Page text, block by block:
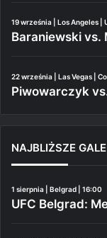
19 września | Los Angeles |
Baraniewski vs.
22 września | Las Vegas |
Piwowarczyk
NAJBLIŻSZE
1 sierpnia | Belgrad | 16:00
UFC Belgrad: